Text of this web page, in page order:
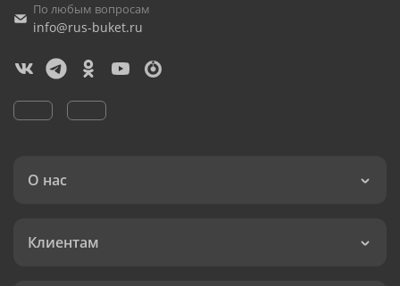
По любым вопросам
info@rus-buket.ru
О нас
Клиентам